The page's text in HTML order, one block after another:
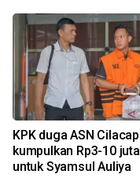
KPK duga ASN Cilacap
kumpulkan Rp3-10 juta
untuk Syamsul Auliya